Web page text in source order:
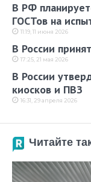
В РФ
ГОСТов на
11:19, 11 июня 2026
В России
17:25, 21 мая 2026
В России
киосков и ПВЗ
16:31, 29 апреля 2026
Читайте